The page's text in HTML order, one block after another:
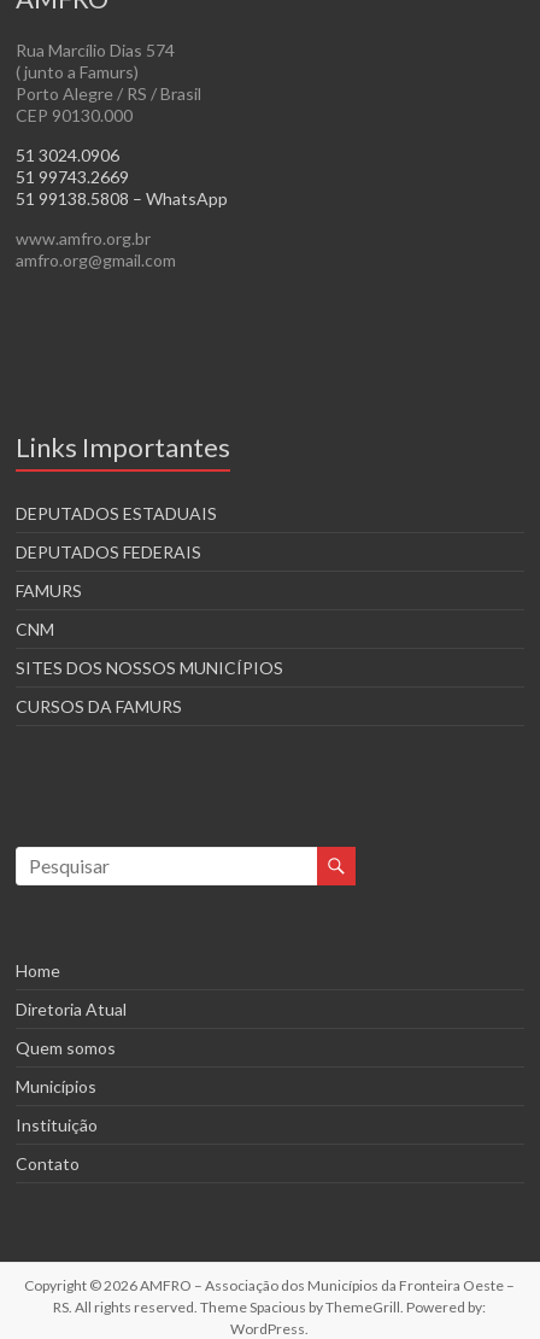
Rua Marcílio Dias 574
( junto a Famurs)
Porto Alegre / RS / Brasil
CEP 90130.000
51 3024.0906
51 99743.2669
51 99138.5808 – WhatsApp
www.amfro.org.br
amfro.org@gmail.com
Links Importantes
DEPUTADOS ESTADUAIS
DEPUTADOS FEDERAIS
FAMURS
CNM
SITES DOS NOSSOS MUNICÍPIOS
CURSOS DA FAMURS
Home
Diretoria Atual
Quem somos
Municípios
Instituição
Contato
Copyright © 2026AMFRO – Associação dos Municípios da Fronteira Oeste –
RS . All rights reserved. ThemeSpacious by ThemeGrill. Powered by:
WordPress